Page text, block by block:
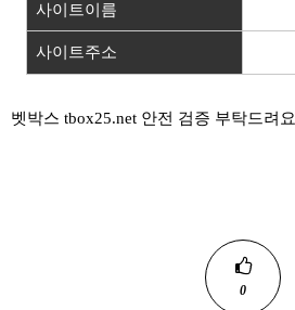
사이트이름
사이트주소
벳박스 tbox25.net 안전 검증 부탁드려요
0